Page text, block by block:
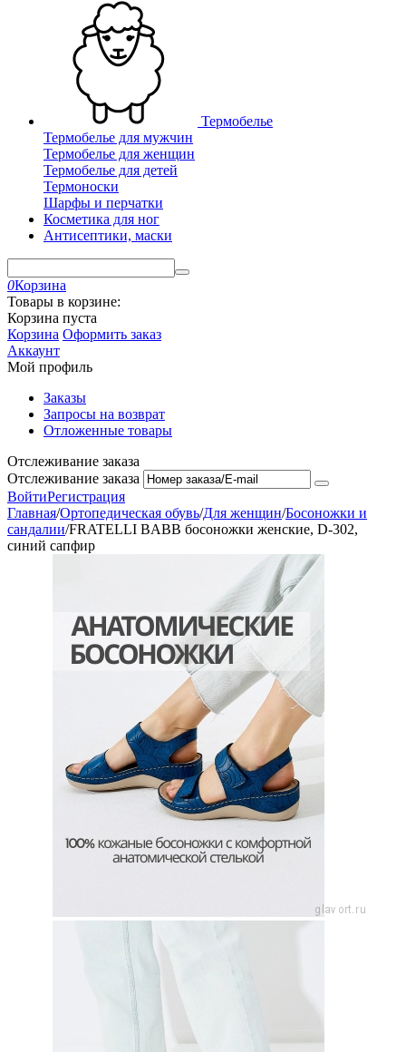
Термобелье
Термобелье для мужчин
Термобелье для женщин
Термобелье для детей
Термоноски
Шарфы и перчатки
Косметика для ног
Антисептики, маски
0Корзина
Товары в корзине:
Корзина пуста
Корзина Оформить заказ
Аккаунт
Мой профиль
Заказы
Запросы на возврат
Отложенные товары
Отслеживание заказа
Отслеживание заказа
ВойтиРегистрация
Главная/Ортопедическая обувь/Для женщин/Босоножки и
сандалии/FRATELLI BABB босоножки женские, D-302,
синий сапфир